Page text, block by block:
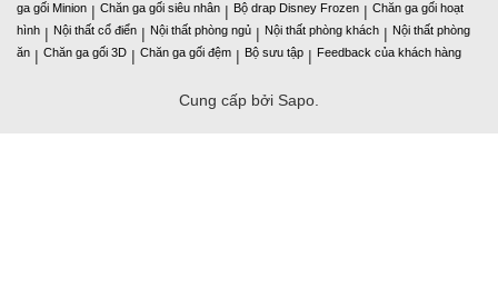
ga gối Minion | Chăn ga gối siêu nhân | Bộ drap Disney Frozen | Chăn ga gối hoạt
hình | Nội thất cổ điển | Nội thất phòng ngủ | Nội thất phòng khách | Nội thất phòng
ăn | Chăn ga gối 3D | Chăn ga gối đệm | Bộ sưu tập | Feedback của khách hàng
Cung cấp bởi Sapo.